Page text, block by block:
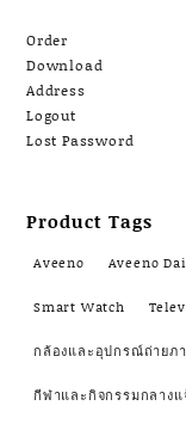
Order
Download
Address
Logout
Lost Password
Product Tags
Aveeno Aveeno
Smart Watch
กล้องและอุปกรณ์ถ่ายภ
กีฬาและกิจกรรมกลางแ